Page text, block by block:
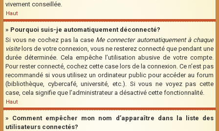
vivement conseillée.
Haut
» Pourquoi suis-je automatiquement déconnecté?
Si vous ne cochez pas la case Me connecter automatiquement à chaque
visitelors de votre connexion, vous ne resterez connecté que pendant une
durée déterminée. Cela empêche l’utilisation abusive de votre compte.
Pour rester connecté, cochez cette case lors de la connexion. Ce n’est pas
recommandé si vous utilisez un ordinateur public pour accéder au forum
(bibliothèque, cybercafé, université, etc.). Si vous ne voyez pas cette
case, cela signifie que l’administrateur a désactivé cette fonctionnalité.
Haut
» Comment empêcher mon nom d’apparaître dans la liste des
utilisateurs connectés?